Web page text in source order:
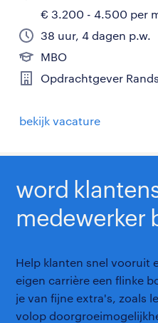
€ 3.200 - 4.500 per
38 uur, 4 dagen p.w.
MBO
Opdrachtgever
bekijk vacature
word
medewerker
Help klanten snel vooruit
eigen carrière een flinke
je van fijne extra's, zoals
volop